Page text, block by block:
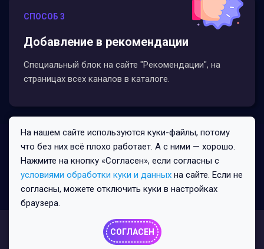
СПОСОБ 3
Добавление в рекомендации
Специальный блок на сайте "Рекомендации", на
страницах всех каналов в каталоге.
Все права защищены © 2026
Политика конфиденциальности
Пользовательское соглашение
Публичная оферта
На нашем сайте используются куки-файлы, потому
что без них всё плохо работает. А с ними — хорошо.
Нажмите на кнопку «Согласен», если согласны с
условиями обработки куки и данных на сайте. Если не
согласны, можете отключить куки в настройках
браузера.
СОГЛАСЕН